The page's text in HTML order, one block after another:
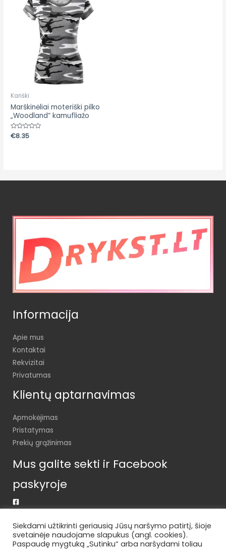
Kariški
Marškinėliai moteriški pilko
„Woodland” kamufliažo
Įvertinimas:
0
€8.35
Informacija
Apie mus
Kontaktai
Rekvizitai
Privatumas
Klientų aptarnavimas
Apmokėjimas
Pristatymas
Prekių grąžinimas
Mus galite sekti ir Facebook
paskyroje
Siekdami užtikrinti geriausią Jūsų naršymo patirtį, šioje
svetainėje naudojame slapukus (angl. cookies).
Paspaudę mygtuką „Sutinku“ arba naršydami toliau